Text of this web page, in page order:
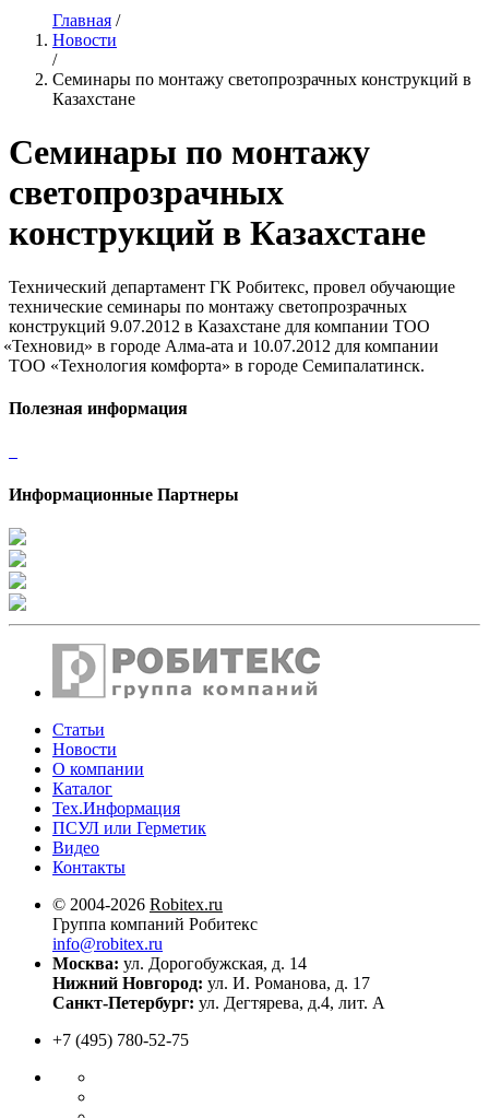
Главная /
Новости
/
Семинары по монтажу светопрозрачных конструкций в
Казахстане
Семинары по монтажу
светопрозрачных
конструкций в Казахстане
Технический департамент ГК Робитекс, провел обучающие
технические семинары по монтажу светопрозрачных
конструкций 9.07.2012 в Казахстане для компании ТОО
«Техновид» в городе Алма-ата и 10.07.2012 для компании
ТОО «Технология комфорта» в городе Семипалатинск.
Полезная информация
Информационные Партнеры
Статьи
Новости
О компании
Каталог
Тех.Информация
ПСУЛ или Герметик
Видео
Контакты
© 2004-2026 Robitex.ru
Группа компаний Робитекс
info@robitex.ru
Москва: ул. Дорогобужская, д. 14
Нижний Новгород: ул. И. Романова, д. 17
Санкт-Петербург: ул. Дегтярева, д.4, лит. А
+7 (495) 780-52-75